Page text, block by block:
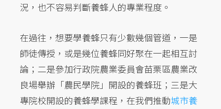
況，也不容易判斷養蜂人的專業程度。
在過往，想要學養蜂只有少數幾個管道，一是
師徒傳授，或是幾位養蜂同好聚在一起相互討
論；二是參加行政院農業委員會苗栗區農業改
良場舉辦「農民學院」開設的養蜂班；三是大
專院校開設的養蜂學課程，在我們推動城市養